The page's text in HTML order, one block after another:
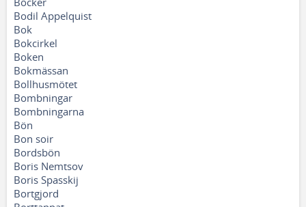
Bodil Appelquist
Bok
Bokcirkel
Boken
Bokmässan
Bollhusmötet
Bombningar
Bombningarna
Bön
Bon soir
Bordsbön
Boris Nemtsov
Boris Spasskij
Bortgjord